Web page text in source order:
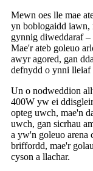
Mewn oes lle mae
yn boblogaidd iawn,
gynnig diweddaraf
Mae'r ateb goleuo
awyr agored, gan
defnydd o ynni lleiaf
Un o nodweddion
400W yw ei
opteg uwch, mae'n
uwch, gan sicrhau
a yw'n goleuo arena
briffordd, mae'r
cyson a llachar.